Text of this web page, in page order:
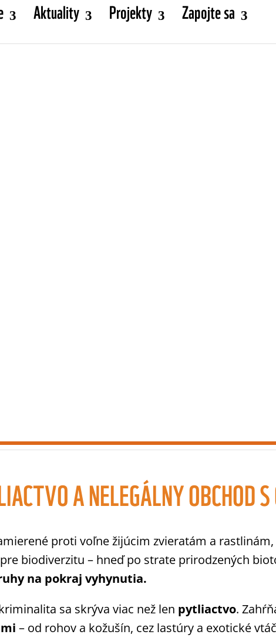
Aktuality Projekty Zapojte sa
A NELEGÁLNY OBCHOD
proti voľne žijúcim zvieratám a
biodiverzitu – hneď po strate prirodzených
na pokraj vyhynutia.
sa skrýva viac než len pytliactvo.
– od rohov a kožušín, cez lastúry a exotické